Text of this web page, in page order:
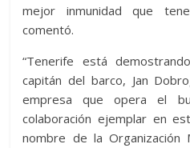
mejor inmunidad que
comentó.
“Tenerife está
capitán del barco, Jan
empresa que opera el
colaboración ejemplar en
nombre de la Organización